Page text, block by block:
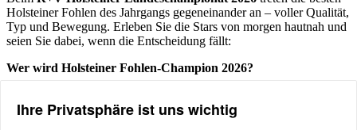
Holsteiner Fohlen des Jahrgangs gegeneinander an – voller Qualität,
Typ und Bewegung. Erleben Sie die Stars von morgen hautnah und
seien Sie dabei, wenn die Entscheidung fällt:
Wer wird Holsteiner Fohlen-Champion 2026?
28.August 2026
Ihre Privatsphäre ist uns wichtig